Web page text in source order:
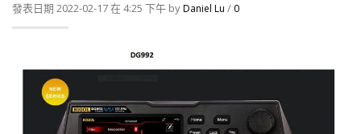
發表日期 2022-02-17 在 4:25 下午 byDaniel Lu / 0